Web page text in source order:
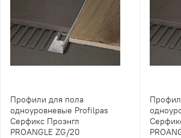
Профили для пола
одноуровневые Profilpas
Серфикс Проэнгл
PROANGLE ZG/20